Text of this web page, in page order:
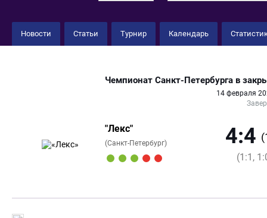
Новости Статьи Турнир Календарь
Чемпионат Санкт-Петербурга в
14 февраля
"Лекс"
(Санкт-Петербург) 4:4
(1:1,